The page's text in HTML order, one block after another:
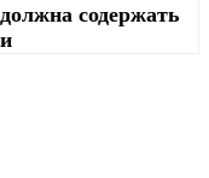
содержать